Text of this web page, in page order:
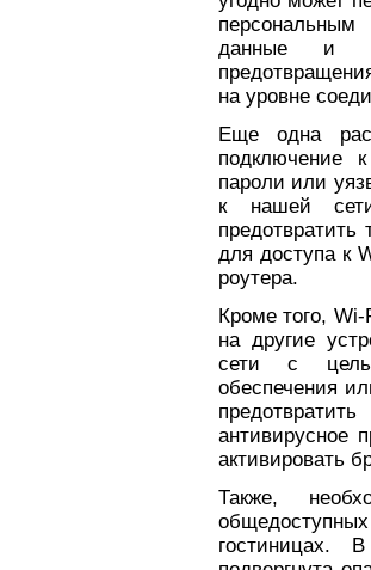
данные и
на уровне
Еще одна
подключение
пароли или
к нашей
для доступа к
роутера.
Кроме того,
на другие
сети с целью
обеспечения
антивирусное
активировать
Также,
гостиницах.